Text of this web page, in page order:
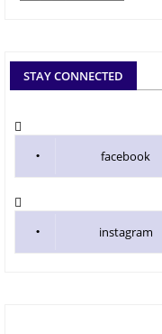
STAY CONNECTED
facebook
instagram